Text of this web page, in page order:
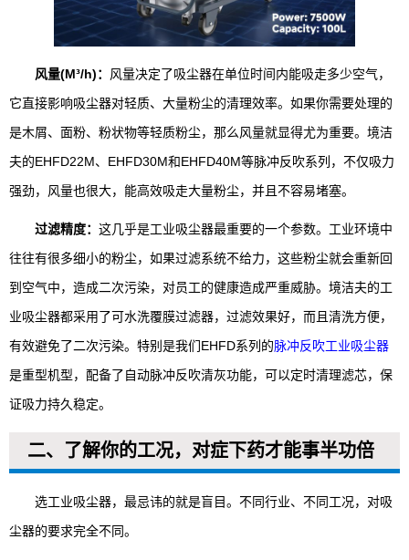
风量(M³/h)： 风量决定了吸尘器在单位时间内能吸走多少空气，
它直接影响吸尘器对轻质、大量粉尘的清理效率。如果你需要处理的
是木屑、面粉、粉状物等轻质粉尘，那么风量就显得尤为重要。境洁
夫的EHFD22M、EHFD30M和EHFD40M等脉冲反吹系列，不仅吸力
强劲，风量也很大，能高效吸走大量粉尘，并且不容易堵塞。
过滤精度： 这几乎是工业吸尘器最重要的一个参数。工业环境中
往往有很多细小的粉尘，如果过滤系统不给力，这些粉尘就会重新回
到空气中，造成二次污染，对员工的健康造成严重威胁。境洁夫的工
业吸尘器都采用了可水洗覆膜过滤器，过滤效果好，而且清洗方便，
有效避免了二次污染。特别是我们EHFD系列的脉冲反吹工业吸尘器
是重型机型，配备了自动脉冲反吹清灰功能，可以定时清理滤芯，保
证吸力持久稳定。
二、了解你的工况，对症下药才能事半功倍
选工业吸尘器，最忌讳的就是盲目。不同行业、不同工况，对吸
尘器的要求完全不同。